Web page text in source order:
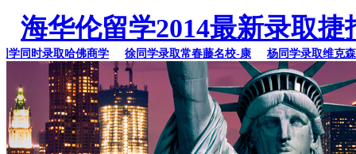
海华伦留学2014最新录取捷
同时录取哈佛商学 徐同学录取常春藤名校-康 杨同学录取维克森林